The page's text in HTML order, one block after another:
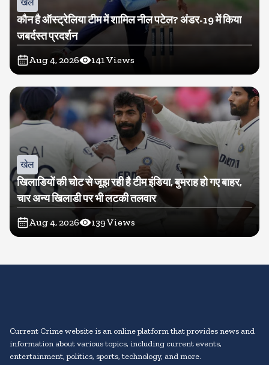
कौन है ऑस्ट्रेलिया टीम में शामिल नील पटेल? अंडर-19 में किया
जबर्दस्त प्रदर्शन
Aug 4, 2026 141Views
खेल
खिलाडियों की चोट से जूझ रही है टीम इंडिया, बुमराह हो गए बाहर,
चार अन्य खिलाडी पर भी लटकी तलवार
Aug 4, 2026 139Views
Current Crime website is an online platform that provides news and
information about various topics, including current events,
entertainment, politics, sports, technology, and more.